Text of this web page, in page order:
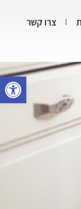
פתח
צרו קשר